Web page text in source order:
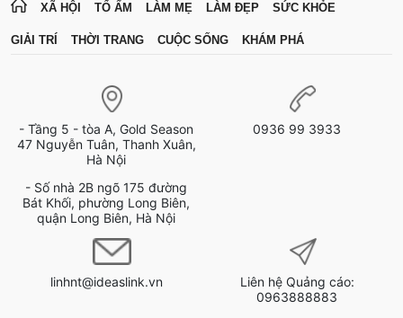
XÃ HỘI TỔ ẤM LÀM MẸ LÀM ĐẸP SỨC KHỎE
GIẢI TRÍ THỜI TRANG CUỘC SỐNG KHÁM PHÁ
- Tầng 5 - tòa A, Gold Season
47 Nguyễn Tuân, Thanh Xuân,
Hà Nội
- Số nhà 2B ngõ 175 đường
Bát Khối, phường Long Biên,
quận Long Biên, Hà Nội
0936 99 3933
linhnt@ideaslink.vn
Liên hệ Quảng cáo:
0963888883